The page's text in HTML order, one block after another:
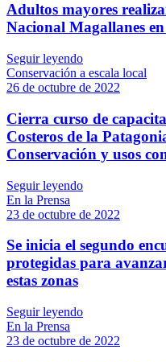
Adultos mayores
Nacional Magallanes
Seguir leyendo
Conservación a escala local
26 de octubre de 2022
Cierra curso de
Costeros de la
Conservación y usos
Seguir leyendo
En la Prensa
23 de octubre de 2022
Se inicia el segundo
protegidas para
estas zonas
Seguir leyendo
En la Prensa
23 de octubre de 2022